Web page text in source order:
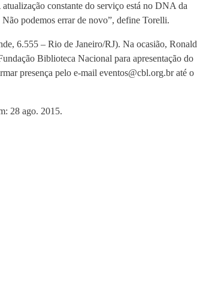
constante do serviço está no DNA da
podemos errar de novo”, define Torelli.
6.555 – Rio de Janeiro/RJ). Na ocasião, Ronald
Biblioteca Nacional para apresentação do
presença pelo e-mail eventos@cbl.org.br até o
28 ago. 2015.